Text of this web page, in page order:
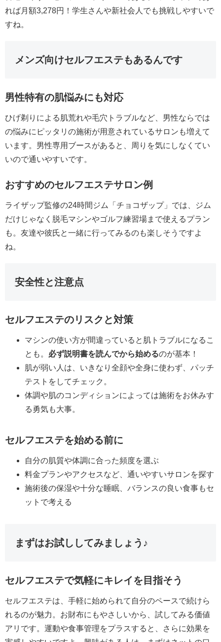
れば月額3,278円！学生さんや新社会人でも挑戦しやすいで
すね。
メンズ向けセルフエステもあるんです
男性特有の肌悩みにも対応
ひげ剃りによる肌荒れや毛穴トラブルなど、男性ならでは
の悩みにピッタリの施術が用意されているサロンも増えて
います。男性専用ブースがあると、周りを気にしなくてい
いので通いやすいです。
おすすめのセルフエステサロン例
ライザップ監修の24時間ジム「チョコザップ」では、ジム
だけじゃなく脱毛マシンやゴルフ練習場まで使えるプラン
も。友達や彼氏と一緒に行ってみるのも楽しそうですよ
ね。
安全性と注意点
セルフエステのリスクと対策
マシンの使い方が間違っていると肌トラブルになるこ
とも。 必ず説明書を読んでから始めるのが基本！
肌が弱い人は、いきなり全顔や全身に使わず、パッチ
テストをしてチェック。
体調や肌のコンディションによっては施術をお休みす
る勇気も大事。
セルフエステを始める前に
自分の肌質や体調に合った頻度を選ぶ
料金プランやアクセスなど、通いやすいサロンを探す
施術後の保湿や十分な睡眠、バランスの良い食事もセ
ットで考える
まずはお試ししてみましょう♪
セルフエステで気軽にキレイを目指そう
セルフエステは、手軽に始められて自分のペースで続けら
れるのが魅力。お財布にもやさしいから、試してみる価値
アリです。運動や食事管理をプラスすると、さらに効果を